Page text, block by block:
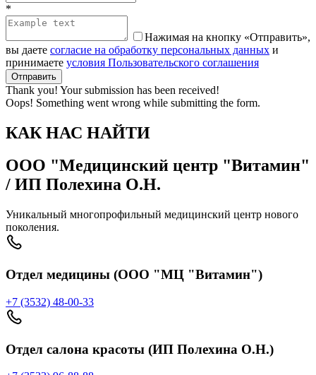
*
Нажимая на кнопку «Отправить»,
вы даете согласие на обработку персональных данных и
принимаете условия Пользовательского соглашения
Thank you! Your submission has been received!
Oops! Something went wrong while submitting the form.
КАК НАС НАЙТИ
ООО "Медицинский центр "Витамин"
/ ИП Полехина О.Н.
Уникальный многопрофильный медицинский центр нового
поколения.
Отдел медицины (ООО "МЦ "Витамин")
+7 (3532) 48-00-33
Отдел салона красоты (ИП Полехина О.Н.)